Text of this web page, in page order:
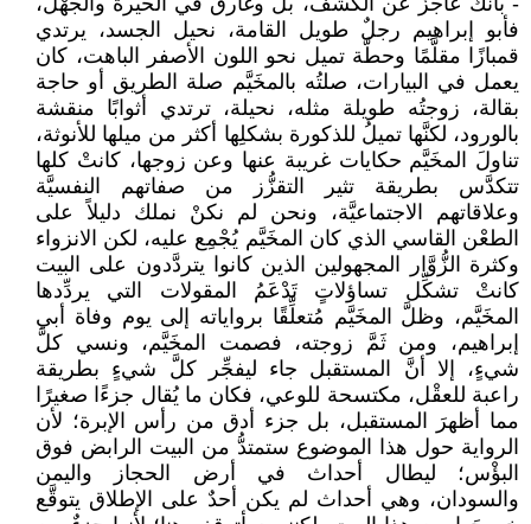
فأبو إبراهيم رجلٌ طويل القامة، نحيل الجسد، يرتدي
قمبازًا مقلَّمًا وحطَّة تميل نحو اللون الأصفر الباهت، كان
يعمل في البيارات، صلتُه بالمخَيَّم صلة الطريق أو حاجة
بقالة، زوجتُه طويلة مثله، نحيلة، ترتدي أثوابًا منقشة
بالورود، لكنَّها تميلُ للذكورة بشكلِها أكثر من ميلها للأنوثة،
تناولَ المخَيَّم حكايات غريبة عنها وعن زوجها، كانتْ كلها
تتكدَّس بطريقة تثير التقزُّز من صفاتهم النفسيَّة
وعلاقاتهم الاجتماعيَّة، ونحن لم نكنْ نملك دليلاً على
الطعْن القاسي الذي كان المخَيَّم يُجْمِع عليه، لكن الانزواء
وكثرة الزُّوَّار المجهولين الذين كانوا يتردَّدون على البيت
كانتْ تشكِّل تساؤلاتٍ تَدْعَمُ المقولات التي يردِّدها
المخَيَّم، وظلَّ المخَيَّم مُتعلِّقًا برواياته إلى يوم وفاة أبي
إبراهيم، ومن ثَمَّ زوجته، فصمت المخَيَّم، ونسي كلَّ
شيءٍ، إلا أنَّ المستقبل جاء ليفجِّر كلَّ شيءٍ بطريقة
راعبة للعقْل، مكتسحة للوعي، فكان ما يُقال جزءًا صغيرًا
مما أظهرَ المستقبل، بل جزء أدق من رأس الإبرة؛ لأن
الرواية حول هذا الموضوع ستمتدُّ من البيت الرابض فوق
البؤْس؛ ليطال أحداث في أرض الحجاز واليمن
والسودان، وهي أحداث لم يكن أحدٌ على الإطلاق يتوقَّع